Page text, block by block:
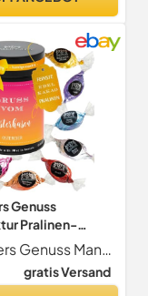
Genuss
Pralinen-
Geschenk -
handmade
in wertiger
Hallingers Genuss Manufaktur
gratis Versand